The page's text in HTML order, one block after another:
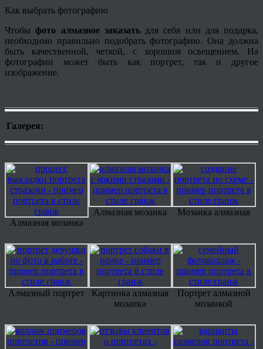
Как выбрать фотографию
Чтобыфото алмазное заказатьдля себя или для подарка,
необходимо правильно подобрать фотографию. Она должна
быть качественной, четкой, с хорошим освещением. На
фотографии может быть как портрет, так и другое
изображение.
Галерея:
Алмазная мозаика
Алмазная мозаика Мозаика алмазная
Алмазный портрет
Картинка алмазная
мозаика
Портрет алмазной
мозаикой